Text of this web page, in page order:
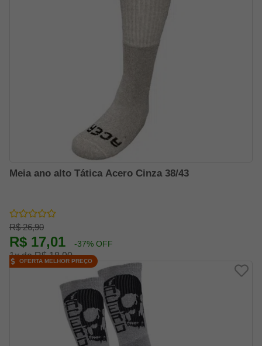
Meia ano alto Tática Acero Cinza 38/43
R$ 26,90
R$ 17,01 -37% OFF
1x de R$ 18,90
OFERTA MELHOR PREÇO